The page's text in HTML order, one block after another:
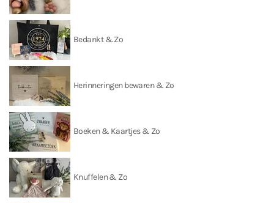
Bedankt & Zo
Herinneringen bewaren & Zo
Boeken & Kaartjes & Zo
Knuffelen & Zo